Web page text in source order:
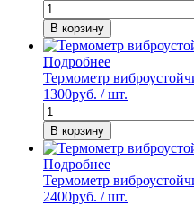
В корзину
Подробнее
Термометр
1300руб. / шт.
В корзину
Подробнее
Термометр
2400руб. / шт.